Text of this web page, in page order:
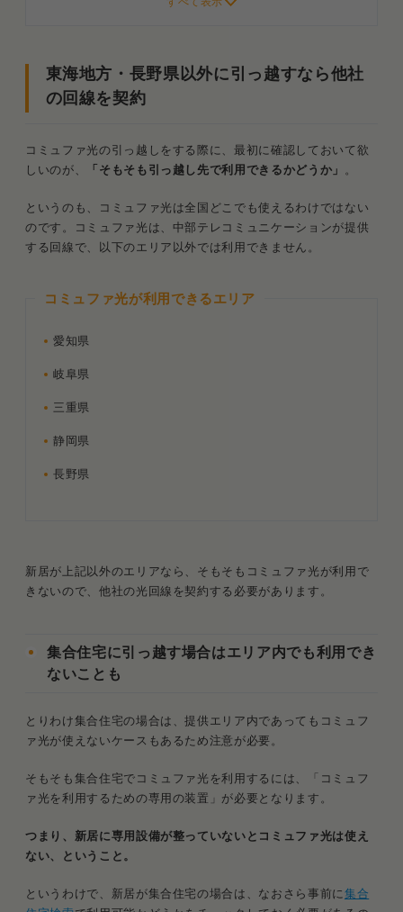
できないことも
利用できるエリア内なら移転手続きを進めよう
現住所のコミュファ光の撤去工事の日程調整
新居にコミュファ光を開通させる工事の日程
調整
ら？
東海地方・長野県以外に引っ越すなら他社
の回線を契約
コミュファ光の引っ越しをする際に、最初に確認しておいて欲
しいのが、
「そもそも引っ越し先で利用できるかどうか」 。
というのも、コミュファ光は全国どこでも使えるわけではない
のです。コミュファ光は、中部テレコミュニケーションが提供
する回線で、以下のエリア以外では利用できません。
コミュファ光が利用できるエリア
愛知県
岐阜県
三重県
静岡県
長野県
新居が上記以外のエリアなら、そもそもコミュファ光が利用で
きないので、他社の光回線を契約する必要があります。
集合住宅に引っ越す場合はエリア内でも利用でき
ないことも
とりわけ集合住宅の場合は、提供エリア内であってもコミュフ
ァ光が使えないケースもあるため注意が必要。
そもそも集合住宅でコミュファ光を利用するには、「コミュフ
ァ光を利用するための専用の装置」が必要となります。
つまり、新居に専用設備が整っていないとコミュファ光は使え
ない、ということ。
というわけで、新居が集合住宅の場合は、なおさら事前に 集合